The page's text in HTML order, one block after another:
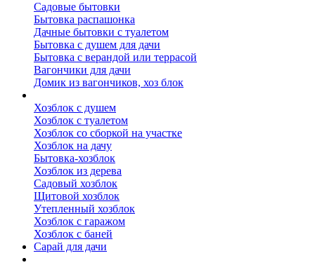
Садовые бытовки
Бытовка распашонка
Дачные бытовки с туалетом
Бытовка с душем для дачи
Бытовка с верандой или террасой
Вагончики для дачи
Домик из вагончиков, хоз блок
Хозблок с душем
Хозблок с туалетом
Хозблок со сборкой на участке
Хозблок на дачу
Бытовка-хозблок
Хозблок из дерева
Садовый хозблок
Щитовой хозблок
Утепленный хозблок
Хозблок с гаражом
Хозблок с баней
Сарай для дачи